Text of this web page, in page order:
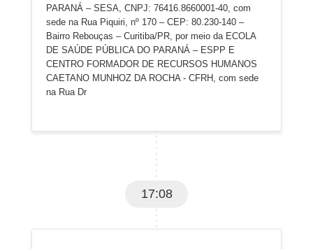
PARANÁ – SESA, CNPJ: 76416.8660001-40, com
sede na Rua Piquiri, nº 170 – CEP: 80.230-140 –
Bairro Rebouças – Curitiba/PR, por meio da ECOLA
DE SAÚDE PÚBLICA DO PARANÁ – ESPP E
CENTRO FORMADOR DE RECURSOS HUMANOS
CAETANO MUNHOZ DA ROCHA - CFRH, com sede
na Rua Dr
17:08